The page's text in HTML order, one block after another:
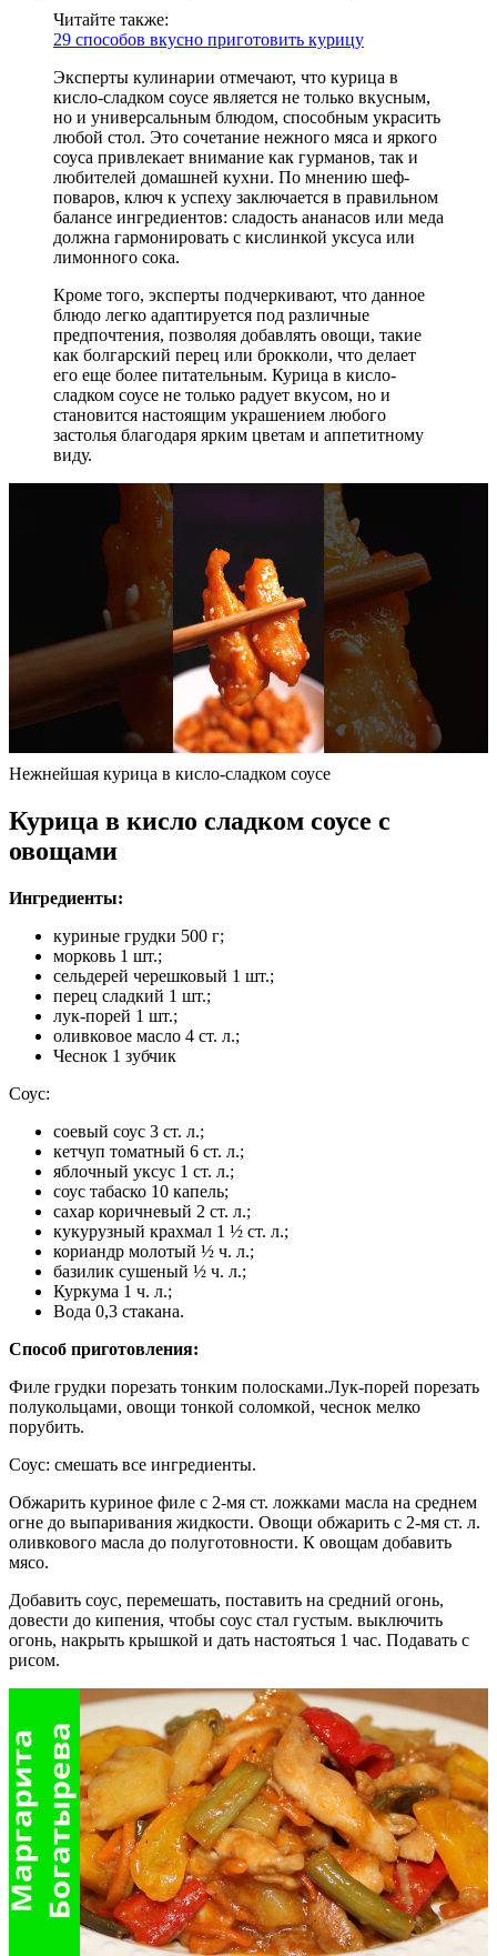
Читайте также:
29 способов вкусно приготовить курицу
Эксперты кулинарии отмечают, что курица в
кисло-сладком соусе является не только вкусным,
но и универсальным блюдом, способным украсить
любой стол. Это сочетание нежного мяса и яркого
соуса привлекает внимание как гурманов, так и
любителей домашней кухни. По мнению шеф-
поваров, ключ к успеху заключается в правильном
балансе ингредиентов: сладость ананасов или меда
должна гармонировать с кислинкой уксуса или
лимонного сока.
Кроме того, эксперты подчеркивают, что данное
блюдо легко адаптируется под различные
предпочтения, позволяя добавлять овощи, такие
как болгарский перец или брокколи, что делает
его еще более питательным. Курица в кисло-
сладком соусе не только радует вкусом, но и
становится настоящим украшением любого
застолья благодаря ярким цветам и аппетитному
виду.
Нежнейшая курица в кисло-сладком соусе
Курица в кисло сладком соусе с
овощами
Ингредиенты:
куриные грудки 500 г;
морковь 1 шт.;
сельдерей черешковый 1 шт.;
перец сладкий 1 шт.;
лук-порей 1 шт.;
оливковое масло 4 ст. л.;
Чеснок 1 зубчик
Соус:
соевый соус 3 ст. л.;
кетчуп томатный 6 ст. л.;
яблочный уксус 1 ст. л.;
соус табаско 10 капель;
сахар коричневый 2 ст. л.;
кукурузный крахмал 1 ½ ст. л.;
кориандр молотый ½ ч. л.;
базилик сушеный ½ ч. л.;
Куркума 1 ч. л.;
Вода 0,3 стакана.
Способ приготовления:
Филе грудки порезать тонким полосками.Лук-порей порезать
полукольцами, овощи тонкой соломкой, чеснок мелко
порубить.
Соус: смешать все ингредиенты.
Обжарить куриное филе с 2-мя ст. ложками масла на среднем
огне до выпаривания жидкости. Овощи обжарить с 2-мя ст. л.
оливкового масла до полуготовности. К овощам добавить
мясо.
Добавить соус, перемешать, поставить на средний огонь,
довести до кипения, чтобы соус стал густым. выключить
огонь, накрыть крышкой и дать настояться 1 час. Подавать с
рисом.